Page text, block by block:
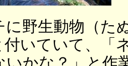
に野生動物（た
付いていて、「